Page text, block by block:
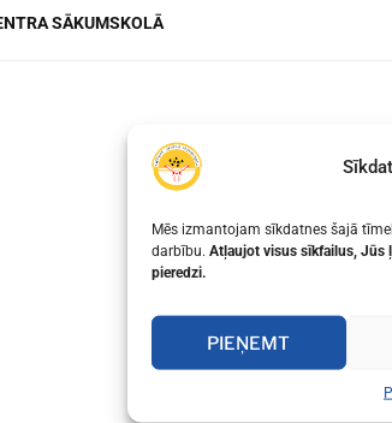
Mēs izmantojam sīkdatnes šajā
darbību. Atļaujot visus sīkfailus, Jūs
pieredzi.
PIEŅEMT
SĀKUMSKOLĀ